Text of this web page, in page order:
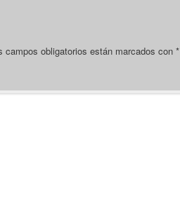
campos obligatorios están marcados con*